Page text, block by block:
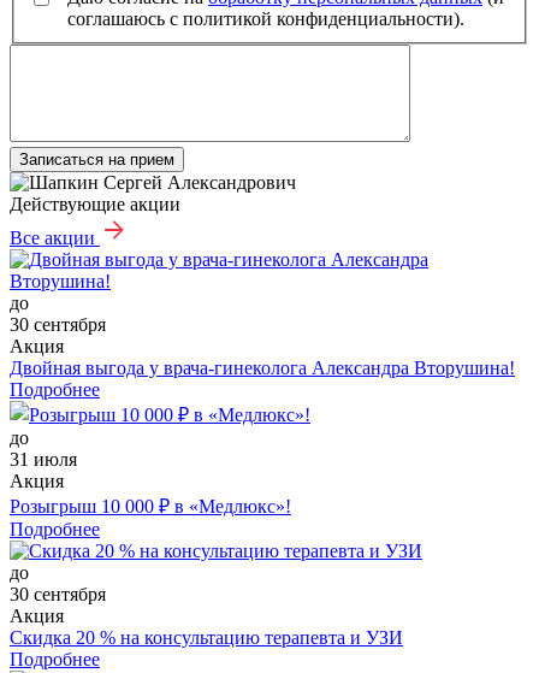
соглашаюсь с политикой конфиденциальности).
Записаться на прием
Действующие акции
Все акции
до
30 сентября
Акция
Двойная выгода у врача‑гинеколога Александра Вторушина!
Подробнее
до
31 июля
Акция
Розыгрыш 10 000 ₽ в «Медлюкс»!
Подробнее
до
30 сентября
Акция
Скидка 20 % на консультацию терапевта и УЗИ
Подробнее